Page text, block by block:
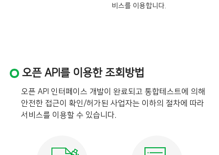
비스를 이용합니다.
오픈 API를 이용한 조회방법
오픈 API 인터페이스 개발이 완료되고 통합테스트에 의해
안전한 접근이 확인/허가된 사업자는 이하의 절차에 따라
서비스를 이용할 수 있습니다.